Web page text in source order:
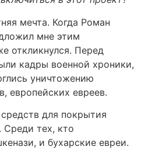
мечта. Когда Роман
мне этим
откликнулся. Перед
кадры военной хроники,
уничтожению
европейских евреев.
для покрытия
Среди тех, кто
и бухарские евреи.